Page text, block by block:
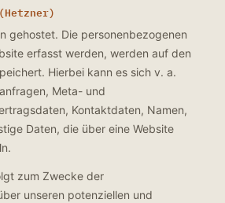
gehostet. Die personenbezogenen
erfasst werden, werden auf den
Hierbei kann es sich v. a.
Meta- und
Kontaktdaten, Namen,
Daten, die über eine Website
zum Zwecke der
unseren potenziellen und